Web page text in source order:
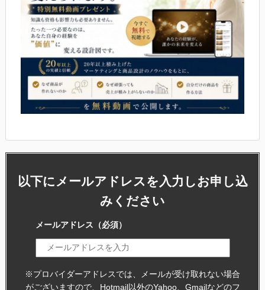
以下にメールアドレスを入力しお申し込
みください
メールアドレス （必須）
※プロバイダーアドレスでは、メールが受け取れない場合
がございますので、 Hotmail以外のYahoo、Gmailなどのフ